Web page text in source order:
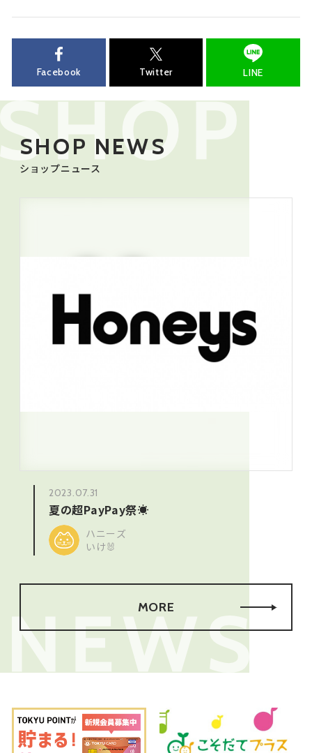
Facebook Twitter LINE
SHOP NEWS
ショップニュース
2023.07.31
夏の超PayPay祭☀
ハニーズ
いけ🐰
MORE